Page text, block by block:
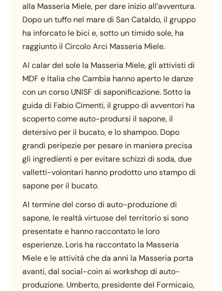
alla Masseria Miele, per dare inizio all’avventura.
Dopo un tuffo nel mare di San Cataldo, il gruppo
ha inforcato le bici e, sotto un timido sole, ha
raggiunto il Circolo Arci Masseria Miele.
Al calar del sole la Masseria Miele, gli attivisti di
MDF e Italia che Cambia hanno aperto le danze
con un corso UNISF di saponificazione. Sotto la
guida di Fabio Cimenti, il gruppo di avventori ha
scoperto come auto-prodursi il sapone, il
detersivo per il bucato, e lo shampoo. Dopo
grandi peripezie per pesare in maniera precisa
gli ingredienti e per evitare schizzi di soda, due
valletti-volontari hanno prodotto uno stampo di
sapone per il bucato.
Al termine del corso di auto-produzione di
sapone, le realtà virtuose del territorio si sono
presentate e hanno raccontato le loro
esperienze. Loris ha raccontato la Masseria
Miele e le attività che da anni la Masseria porta
avanti, dal social-coin ai workshop di auto-
produzione. Umberto, presidente del Formicaio,